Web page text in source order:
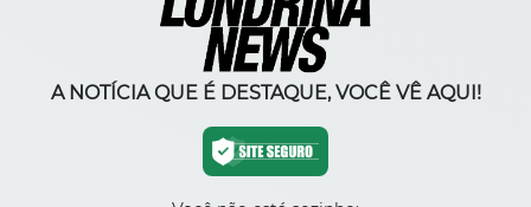
A NOTÍCIA QUE É DESTAQUE, VOCÊ VÊ AQUI!